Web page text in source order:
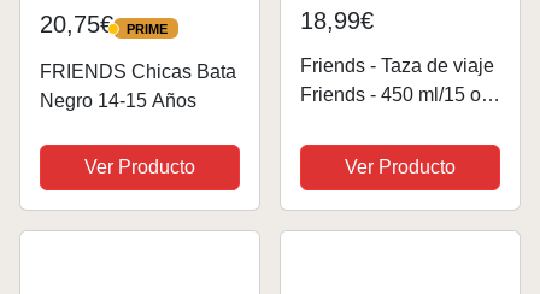
20,75€ PRIME
PRIME
FRIENDS Chicas Bata
Negro 14-15 Años
Ver Producto
18,99€
Friends - Taza de viaje
Friends - 450 ml/15 oz
inoxidable de doble
pared - Control de
temperatura hasta 5
Ver Producto